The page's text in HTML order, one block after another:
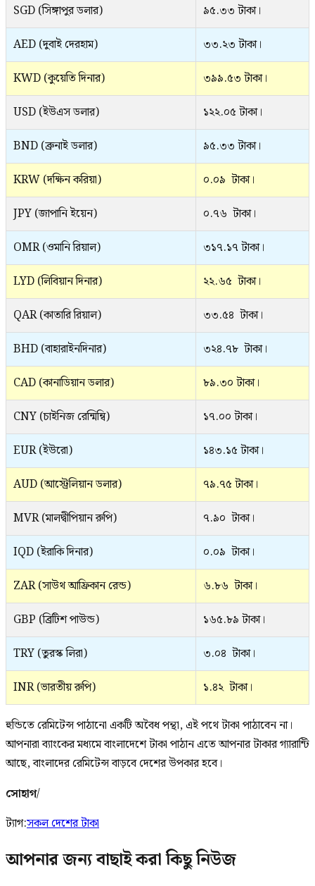
SGD (সিঙ্গাপুর ডলার)
৯৫.৩৩ টাকা।
AED (দুবাই দেরহাম)
৩৩.২৩ টাকা।
KWD (কুয়েতি দিনার)
৩৯৯.৫৩ টাকা।
USD (ইউএস ডলার)
১২২.০৫ টাকা।
BND (ব্রুনাই ডলার)
৯৫.৩৩ টাকা।
KRW (দক্ষিন করিয়া)
০.০৯ টাকা।
JPY (জাপানি ইয়েন)
০.৭৬ টাকা।
OMR (ওমানি রিয়াল)
৩১৭.১৭ টাকা।
LYD (লিবিয়ান দিনার)
২২.৬৫ টাকা।
QAR (কাতারি রিয়াল)
৩৩.৫৪ টাকা।
BHD (বাহারাইনদিনার)
৩২৪.৭৮ টাকা।
CAD (কানাডিয়ান ডলার)
৮৯.৩০ টাকা।
CNY (চাইনিজ রেন্মিন্বি)
১৭.০০ টাকা।
EUR (ইউরো)
১৪৩.১৫ টাকা।
AUD (আস্ট্রেলিয়ান ডলার)
৭৯.৭৫ টাকা।
MVR (মালদ্বীপিয়ান রুপি)
৭.৯০ টাকা।
IQD (ইরাকি দিনার)
০.০৯ টাকা।
ZAR (সাউথ আফ্রিকান রেন্ড)
৬.৮৬ টাকা।
GBP (ব্রিটিশ পাউন্ড)
১৬৫.৮৯ টাকা।
TRY (তুরস্ক লিরা)
৩.০৪ টাকা।
INR (ভারতীয় রুপি)
১.৪২ টাকা।
হুন্ডিতে রেমিটেন্স পাঠানো একটি অবৈধ পন্থা, এই পথে টাকা পাঠাবেন না।
আপনারা ব্যাংকের মধ্যমে বাংলাদেশে টাকা পাঠান এতে আপনার টাকার গ্যারান্টি
আছে, বাংলাদের রেমিটেন্স বাড়বে দেশের উপকার হবে।
সোহাগ/
ট্যাগ:সকল দেশের টাকা
আপনার জন্য বাছাই করা কিছু নিউজ